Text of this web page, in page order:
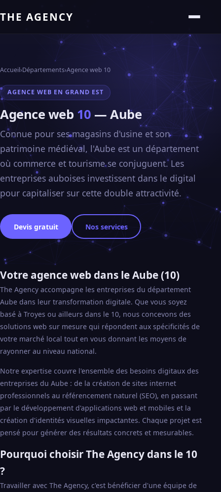
THE AGENCY
Accueil›Départements›Agence web 10
AGENCE WEB EN GRAND EST
Agence web 10 — Aube
Connue pour ses magasins d'usine et son
patrimoine médiéval, l'Aube est un département
où commerce et tourisme se conjuguent. Les
entreprises auboises investissent dans le digital
pour capitaliser sur cette double attractivité.
Devis gratuit Nos services
Votre agence web dans le Aube (10)
The Agency accompagne les entreprises du département
Aube dans leur transformation digitale. Que vous soyez
basé à Troyes ou ailleurs dans le 10, nous concevons des
solutions web sur mesure qui répondent aux spécificités de
votre marché local tout en vous donnant les moyens de
rayonner au niveau national.
Notre expertise couvre l'ensemble des besoins digitaux des
entreprises du Aube : de la création de sites internet
professionnels au référencement naturel (SEO), en passant
par le développement d'applications web et mobiles et la
création d'identités visuelles impactantes. Chaque projet est
pensé pour générer des résultats concrets et mesurables.
Pourquoi choisir The Agency dans le 10
?
Travailler avec The Agency, c'est bénéficier d'une équipe de